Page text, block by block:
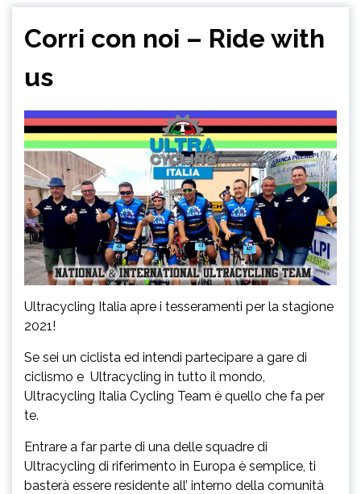
Corri con noi – Ride with
us
Ultracycling Italia apre i tesseramenti per la stagione
2021!
Se sei un ciclista ed intendi partecipare a gare di
ciclismo e Ultracycling in tutto il mondo,
Ultracycling Italia Cycling Team è quello che fa per
te.
Entrare a far parte di una delle squadre di
Ultracycling di riferimento in Europa è semplice, ti
basterà essere residente all’ interno della comunità